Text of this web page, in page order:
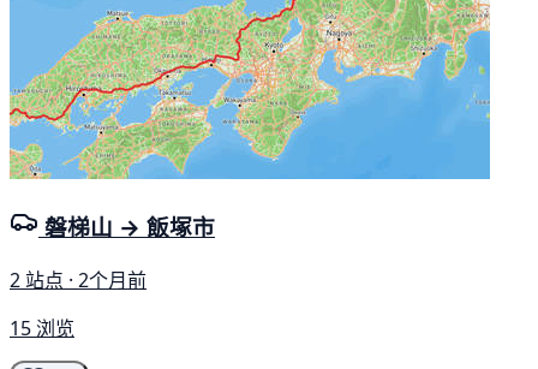
磐梯山 → 飯塚市
2 站点 · 2个月前
15 浏览